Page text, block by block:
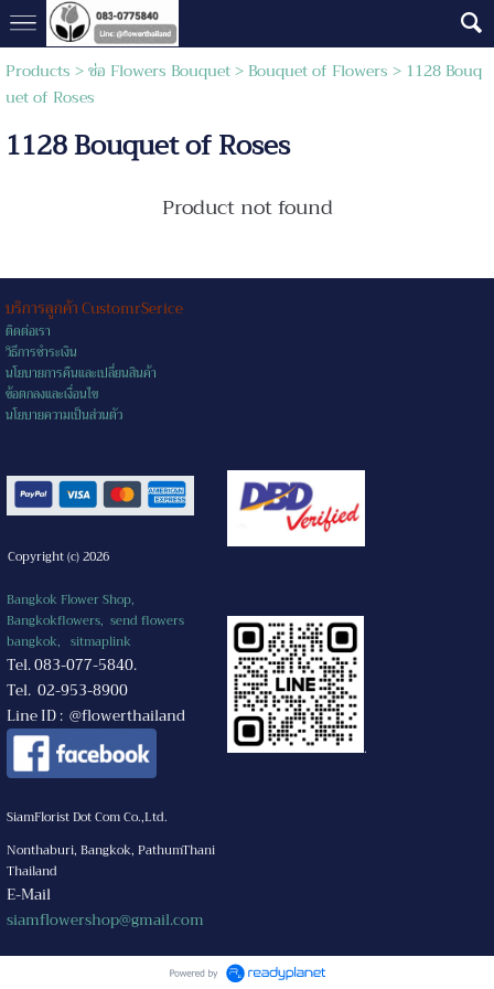
Products >ช่อ Flowers Bouquet> Bouquet of Flowers > 1128 Bouq
uet of Roses
1128 Bouquet of Roses
Product not found
บริการลูกค้า CustomrSerice
ติดต่อเรา
วิธีการชำระเงิน
นโยบายการคืนและเปลี่ยนสินค้า
ข้อตกลงและเงื่อนไข
นโยบายความเป็นส่วนตัว
Copyright (c) 2026
Bangkok Flower Shop,
Bangkokflowers, send flowers
bangkok, sitmaplink
Tel. 083-077-5840.
Tel. 02-953-8900
Line ID : @flowerthailand
.
SiamFlorist Dot Com Co.,Ltd.
Nonthaburi, Bangkok, PathumThani
Thailand
E-Mail
siamflowershop@gmail.com